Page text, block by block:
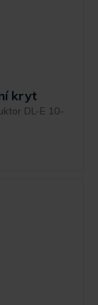
kryt
DL-E 10-